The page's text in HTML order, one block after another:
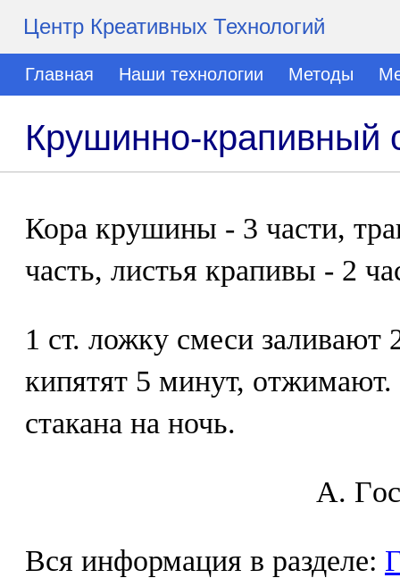
Центр Креативных Технологий
Главная Наши технологии Методы
Крушинно-крапивный
Кора крушины - 3 части,
часть, листья крапивы - 2
1 ст. ложку смеси заливают
кипятят 5 минут,
стакана на ночь.
A.
Вся информация в разделе: